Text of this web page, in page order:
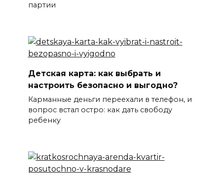
партии
Детская карта: как выбрать и
настроить безопасно и выгодно?
Карманные деньги переехали в телефон, и
вопрос встал остро: как дать свободу
ребенку